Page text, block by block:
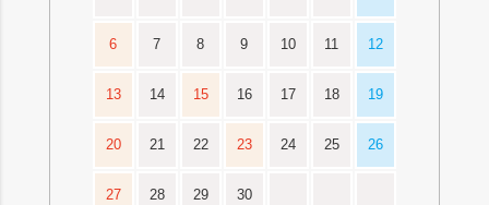
6 7 8 9 10 11 12
13 14 15 16 17 18 19
20 21 22 23 24 25 26
27 28 29 30